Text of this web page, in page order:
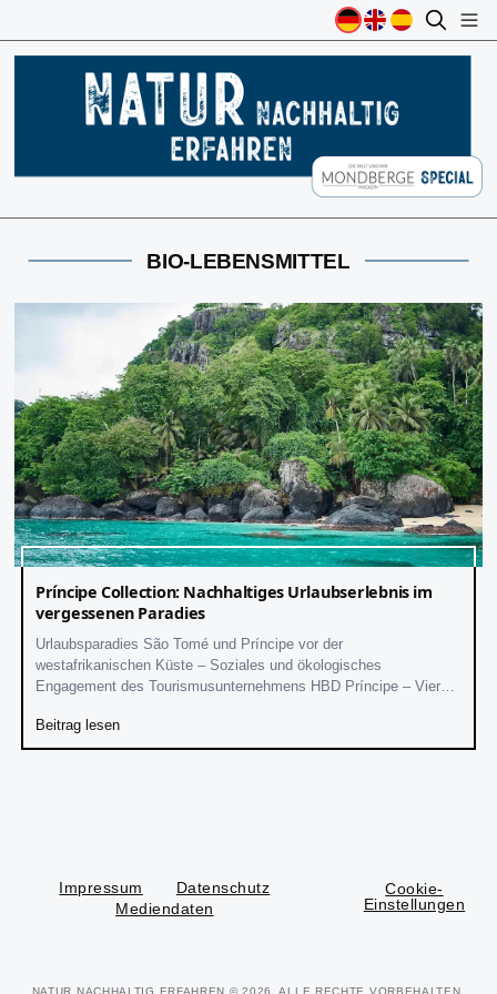
BIO-LEBENSMITTEL
Príncipe Collection: Nachhaltiges Urlaubserlebnis im
vergessenen Paradies
Urlaubsparadies São Tomé und Príncipe vor der
westafrikanischen Küste – Soziales und ökologisches
Engagement des Tourismusunternehmens HBD Príncipe – Vier
Beitrag lesen
Impressum
Datenschutz
Mediendaten
Cookie-
Einstellungen
NATUR NACHHALTIG ERFAHREN © 2026. ALLE RECHTE VORBEHALTEN.